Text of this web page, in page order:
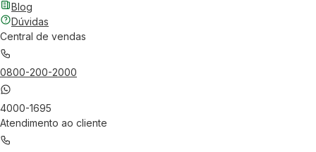
Blog
Dúvidas
Central de vendas
0800-200-2000
4000-1695
Atendimento ao cliente